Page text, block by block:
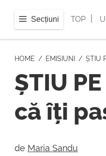
Secțiuni TOP
HOME EMISIUNI ȘTIU
ȘTIU
că îți
de Maria Sandu